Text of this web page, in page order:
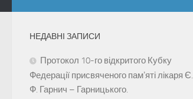
НЕДАВНІ ЗАПИСИ
Протокол 10-го відкритого Кубку
Федерації присвяченого памʼяті лікаря Є.
Ф. Гарнич – Гарницького.